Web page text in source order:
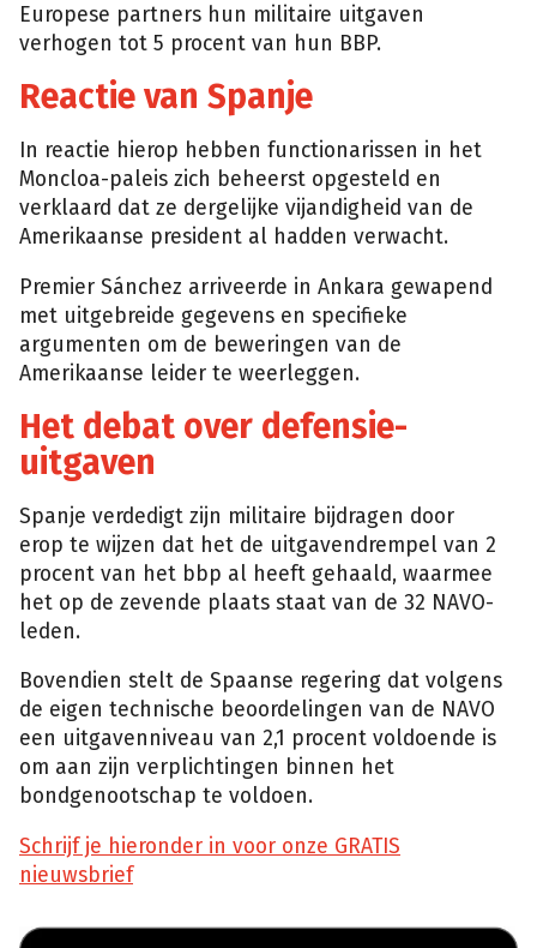
Europese partners hun militaire uitgaven
verhogen tot 5 procent van hun BBP.
Reactie van Spanje
In reactie hierop hebben functionarissen in het
Moncloa-paleis zich beheerst opgesteld en
verklaard dat ze dergelijke vijandigheid van de
Amerikaanse president al hadden verwacht.
Premier Sánchez arriveerde in Ankara gewapend
met uitgebreide gegevens en specifieke
argumenten om de beweringen van de
Amerikaanse leider te weerleggen.
Het debat over defensie-
uitgaven
Spanje verdedigt zijn militaire bijdragen door
erop te wijzen dat het de uitgavendrempel van 2
procent van het bbp al heeft gehaald, waarmee
het op de zevende plaats staat van de 32 NAVO-
leden.
Bovendien stelt de Spaanse regering dat volgens
de eigen technische beoordelingen van de NAVO
een uitgavenniveau van 2,1 procent voldoende is
om aan zijn verplichtingen binnen het
bondgenootschap te voldoen.
Schrijf je hieronder in voor onze GRATIS
nieuwsbrief